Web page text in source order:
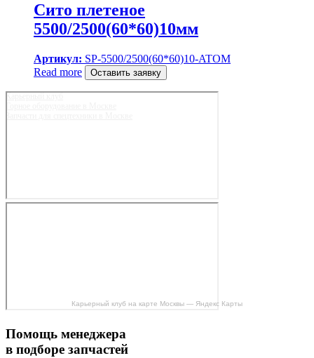
Сито плетеное
5500/2500(60*60)10мм
Артикул: SP-5500/2500(60*60)10-ATOM
Read more
Оставить заявку
Карьерный клуб на карте Москвы — Яндекс Карты
Помощь менеджера
в подборе запчастей